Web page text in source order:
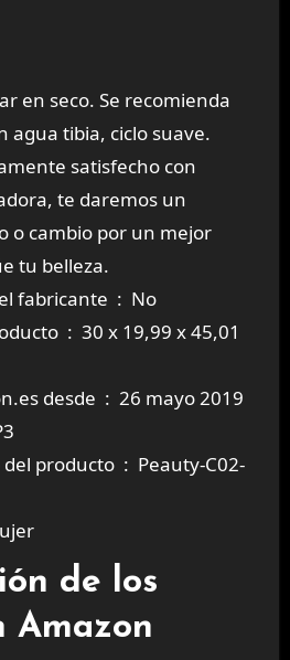
en seco. Se recomienda
agua tibia, ciclo suave.
satisfecho con
te daremos un
o cambio por un mejor
tu belleza.
Descatalogado por el fabricante ‏ : ‎ No
x 45,01
Producto en Amazon.es desde ‏ : ‎ 26 mayo 2019
: ‎ Peauty-C02-
: ‎ Mujer
de los
Amazon